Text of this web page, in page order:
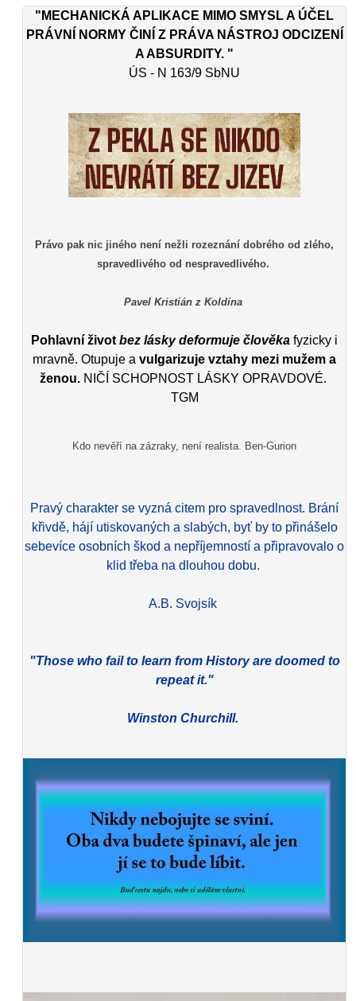
"MECHANICKÁ APLIKACE MIMO SMYSL A ÚČEL
PRÁVNÍ NORMY ČINÍ Z PRÁVA NÁSTROJ ODCIZENÍ
A ABSURDITY. "
ÚS - N 163/9 SbNU
Právo pak nic jiného není nežli rozeznání dobrého od zlého,
spravedlivého od nespravedlivého.
Pavel Kristián z Koldína
Pohlavní život bez lásky deformuje člověka fyzicky i
mravně. Otupuje avulgarizuje vztahy mezi mužem a
ženou. NIČÍ SCHOPNOST LÁSKY OPRAVDOVÉ.
TGM
Kdo nevěří na zázraky, není realista. Ben-Gurion
Pravý charakter se vyzná citem pro spravedlnost. Brání
křivdě, hájí utiskovaných a slabých, byť by to přinášelo
sebevíce osobních škod a nepříjemností a připravovalo o
klid třeba na dlouhou dobu.
A.B. Svojsík
"Those who fail to learn from History are doomed to
repeat it."
Winston Churchill.